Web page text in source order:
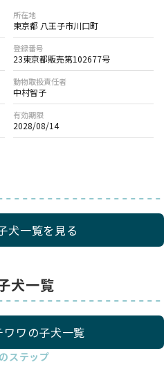
所在地
東京都 八王子市川口町
登録番号
23東京都販売第102677号
動物取扱責任者
中村智子
有効期限
2028/08/14
犬一覧を見る
犬一覧
ワの子犬一覧
ステップ